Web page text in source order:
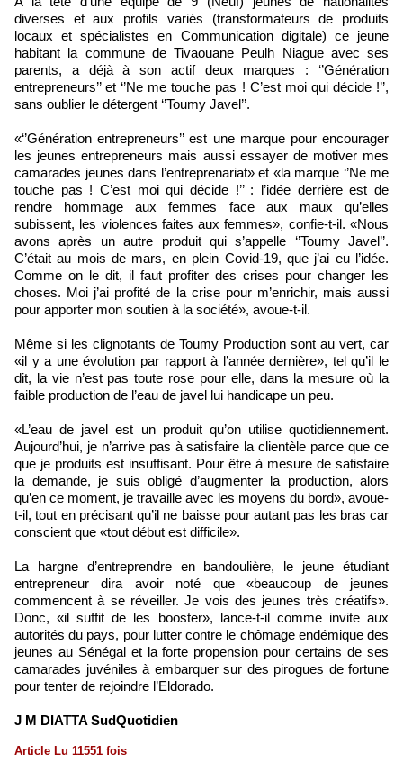
diverses et aux profils variés (transformateurs de produits
locaux et spécialistes en Communication digitale) ce jeune
habitant la commune de Tivaouane Peulh Niague avec ses
parents, a déjà à son actif deux marques : ‘’Génération
entrepreneurs’’ et ‘’Ne me touche pas ! C’est moi qui décide !’’,
sans oublier le détergent ‘’Toumy Javel’’.
«‘’Génération entrepreneurs’’ est une marque pour encourager
les jeunes entrepreneurs mais aussi essayer de motiver mes
camarades jeunes dans l’entreprenariat» et «la marque ‘’Ne me
touche pas ! C’est moi qui décide !’’ : l’idée derrière est de
rendre hommage aux femmes face aux maux qu’elles
subissent, les violences faites aux femmes», confie-t-il. «Nous
avons après un autre produit qui s’appelle ‘’Toumy Javel’’.
C’était au mois de mars, en plein Covid-19, que j’ai eu l’idée.
Comme on le dit, il faut profiter des crises pour changer les
choses. Moi j’ai profité de la crise pour m’enrichir, mais aussi
pour apporter mon soutien à la société», avoue-t-il.
Même si les clignotants de Toumy Production sont au vert, car
«il y a une évolution par rapport à l’année dernière», tel qu’il le
dit, la vie n’est pas toute rose pour elle, dans la mesure où la
faible production de l’eau de javel lui handicape un peu.
«L’eau de javel est un produit qu’on utilise quotidiennement.
Aujourd’hui, je n’arrive pas à satisfaire la clientèle parce que ce
que je produits est insuffisant. Pour être à mesure de satisfaire
la demande, je suis obligé d’augmenter la production, alors
qu’en ce moment, je travaille avec les moyens du bord», avoue-
t-il, tout en précisant qu’il ne baisse pour autant pas les bras car
conscient que «tout début est difficile».
La hargne d’entreprendre en bandoulière, le jeune étudiant
entrepreneur dira avoir noté que «beaucoup de jeunes
commencent à se réveiller. Je vois des jeunes très créatifs».
Donc, «il suffit de les booster», lance-t-il comme invite aux
autorités du pays, pour lutter contre le chômage endémique des
jeunes au Sénégal et la forte propension pour certains de ses
camarades juvéniles à embarquer sur des pirogues de fortune
pour tenter de rejoindre l’Eldorado.
J M DIATTA SudQuotidien
Article Lu 11551 fois